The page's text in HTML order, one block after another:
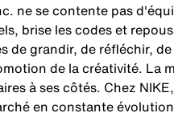
ne se contente pas
brise les codes et
de grandir, de réfléchir,
de la créativité. La
à ses côtés. Chez
en constante